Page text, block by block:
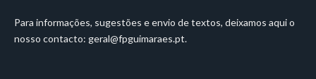
Para informações, sugestões e envio de textos, deixamos aqui o
nosso contacto: geral@fpguimaraes.pt.